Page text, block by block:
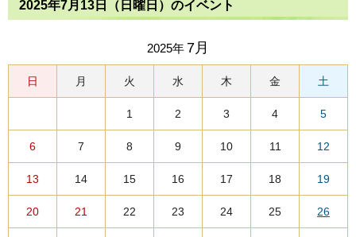
2025年7月13日（日曜日）のイベント
2025年 7月
日 月 火 水 木 金 土
1 2 3 4 5
6 7 8 9 10 11 12
13 14 15 16 17 18 19
20 21 22 23 24 25 26